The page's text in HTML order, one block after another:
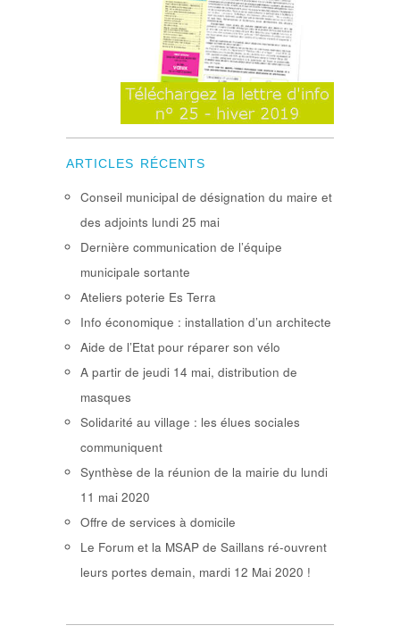
ARTICLES RÉCENTS
Conseil municipal de désignation du maire et
des adjoints lundi 25 mai
Dernière communication de l’équipe
municipale sortante
Ateliers poterie Es Terra
Info économique : installation d’un architecte
Aide de l’Etat pour réparer son vélo
A partir de jeudi 14 mai, distribution de
masques
Solidarité au village : les élues sociales
communiquent
Synthèse de la réunion de la mairie du lundi
11 mai 2020
Offre de services à domicile
Le Forum et la MSAP de Saillans ré-ouvrent
leurs portes demain, mardi 12 Mai 2020 !